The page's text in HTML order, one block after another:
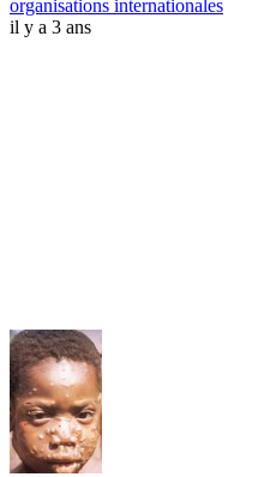
organisations internationales
il y a 3 ans